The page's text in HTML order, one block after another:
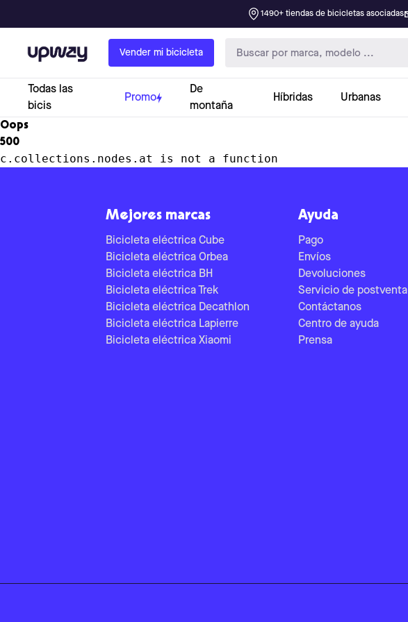
1490+ tiendas de bicicletas asociadas
Upway Vender mi bicicleta
Todas las
bicis
Promo
De
montaña
Híbridas Urbanas
Oops
500
c.collections.nodes.at is not a function
Mejores marcas
Bicicleta eléctrica Cube
Bicicleta eléctrica Orbea
Bicicleta eléctrica BH
Bicicleta eléctrica Trek
Bicicleta eléctrica Decathlon
Bicicleta eléctrica Lapierre
Bicicleta eléctrica Xiaomi
Ayuda
Pago
Envíos
Devoluciones
Servicio de postventa
Contáctanos
Centro de ayuda
Prensa